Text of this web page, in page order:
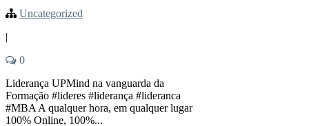
Uncategorized
|
0
Liderança UPMind na vanguarda da
Formação #lideres #liderança #lideranca
#MBA A qualquer hora, em qualquer lugar
100% Online, 100%...